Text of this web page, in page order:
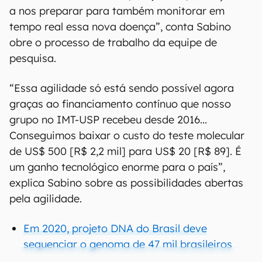
a nos preparar para também monitorar em
tempo real essa nova doença”, conta Sabino
obre o processo de trabalho da equipe de
pesquisa.
“Essa agilidade só está sendo possível agora
graças ao financiamento contínuo que nosso
grupo no IMT-USP recebeu desde 2016...
Conseguimos baixar o custo do teste molecular
de US$ 500 [R$ 2,2 mil] para US$ 20 [R$ 89]. É
um ganho tecnológico enorme para o país”,
explica Sabino sobre as possibilidades abertas
pela agilidade.
Em 2020, projeto DNA do Brasil deve
sequenciar o genoma de 47 mil brasileiros